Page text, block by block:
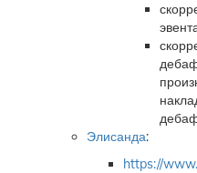
Элисанда:
https://